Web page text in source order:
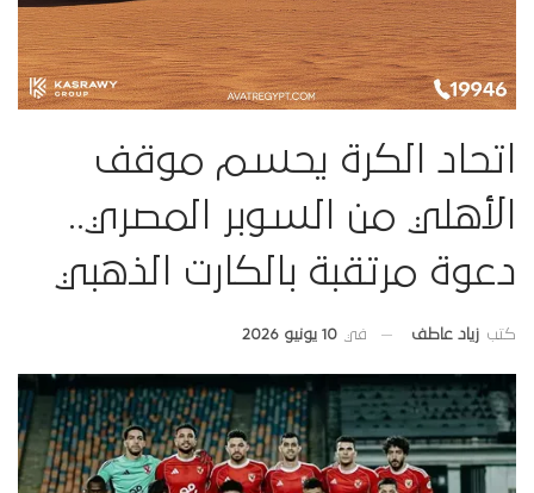
اتحاد الكرة يحسم موقف
الأهلي من السوبر المصري..
دعوة مرتقبة بالكارت الذهبي
كتب زياد عاطف في 10 يونيو 2026